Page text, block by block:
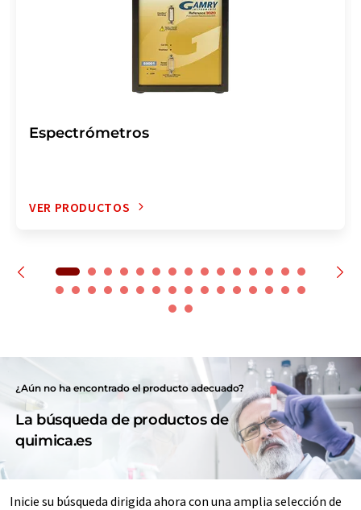
Espectrómetros
VER PRODUCTOS
¿Aún no ha encontrado el producto adecuado?
La búsqueda de productos de
quimica.es
Inicie su búsqueda dirigida ahora con una amplia selección de